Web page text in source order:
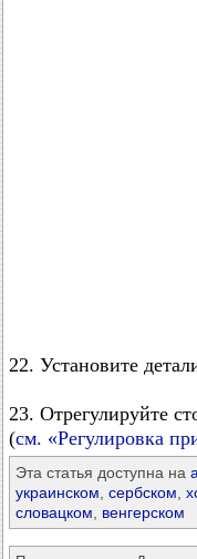
22. Установите
23. Отрегулируйте
(см. «Регулировка
Эта статья доступна на
украинском сербском
словацком
венгерском